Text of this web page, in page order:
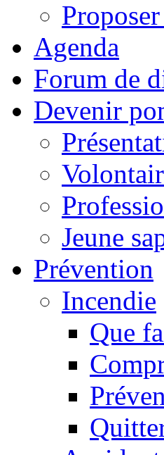
Agenda
Forum de
Devenir
Jeune
Prévention
Incendie
Que